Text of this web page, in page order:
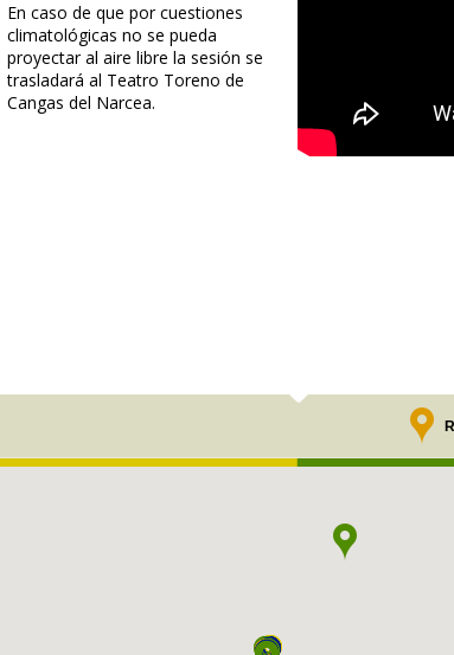
En caso de que por cuestiones
climatológicas no se pueda
proyectar al aire libre la sesión se
trasladará al Teatro Toreno de
Cangas del Narcea.